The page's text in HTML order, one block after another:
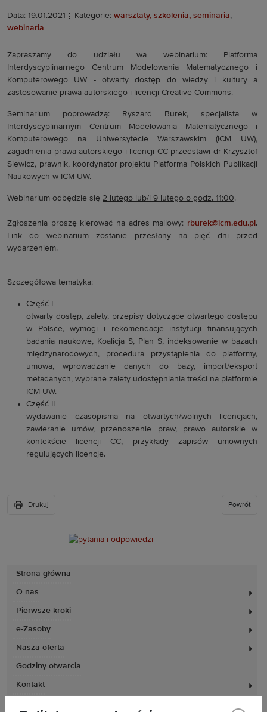
Strona główna
O nas
Pierwsze kroki
e-Zasoby
Nasza oferta
Godziny otwarcia
Kontakt
Data: 19.01.2021 Kategorie: warsztaty, szkolenia, seminaria,
webinaria
Zapraszamy do udziału wa webinarium: Platforma
Interdyscyplinarnego Centrum Modelowania Matematycznego i
Komputerowego UW - otwarty dostęp do wiedzy i kultury a
zastosowanie prawa autorskiego i licencji Creative Commons.
Seminarium poprowadzą: Ryszard Burek, specjalista w
Interdyscyplinarnym Centrum Modelowania Matematycznego i
Komputerowego na Uniwersytecie Warszawskim (ICM UW),
zagadnienia prawa autorskiego i licencji CC przedstawi dr Krzysztof
Siewicz, prawnik, koordynator projektu Platforma Polskich Publikacji
Naukowych w ICM UW.
Webinarium odbędzie się 2 lutego lub/i 9 lutego o godz. 11:00.
Zgłoszenia proszę kierować na adres mailowy: rburek@icm.edu.pl .
Link do webinarium zostanie przesłany na pięć dni przed
wydarzeniem.
Szczegółowa tematyka:
Część I
otwarty dostęp, zalety, przepisy dotyczące otwartego dostępu
w Polsce, wymogi i rekomendacje instytucji finansujących
badania naukowe, Koalicja S, Plan S, indeksowanie w bazach
międzynarodowych, procedura przystąpienia do platformy,
umowa, wprowadzanie danych do bazy, import/eksport
metadanych, wybrane zalety udostępniania treści na platformie
ICM UW.
Część II
wydawanie czasopisma na otwartych/wolnych licencjach,
zawieranie umów, przenoszenie praw, prawo autorskie w
kontekście licencji CC, przykłady zapisów umownych
regulujących licencje.
Drukuj Powrót